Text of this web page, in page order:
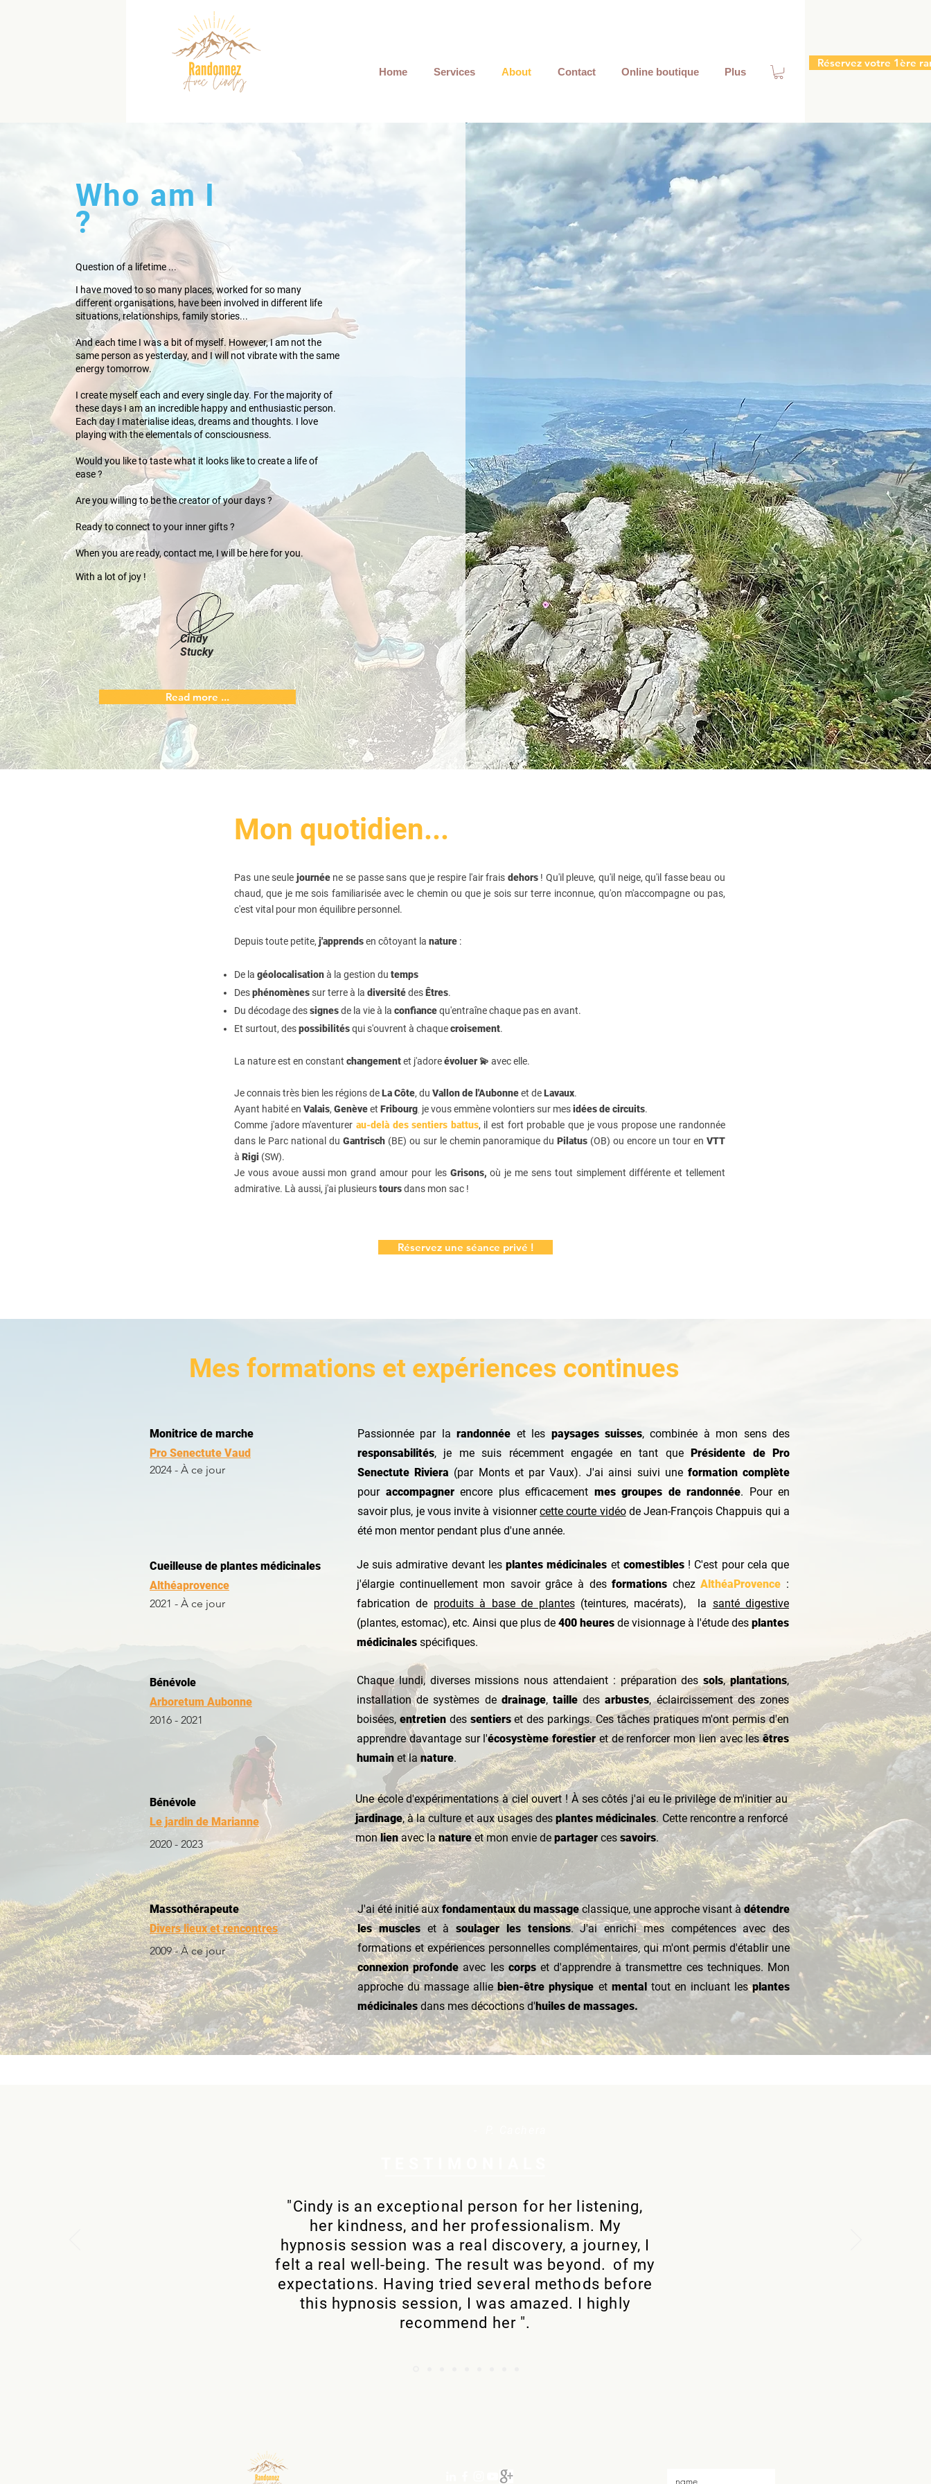
Home Services About Contact Online boutique Plus
Réservez votre 1ère
Who am I
?
Question of a lifetime ...
I have moved to so many places, worked for so many
different organisations, have been involved in different life
situations, relationships, family stories...
And each time I was a bit of myself. However, I am not the
same person as yesterday, and I will not vibrate with the same
energy tomorrow.
I create myself each and every single day. For the majority of
these days I am an incredible happy and enthusiastic person.
Each day I materialise ideas, dreams and thoughts. I love
playing with the elementals of consciousness.
Would you like to taste what it looks like to create a life of
ease ?
Are you willing to be the creator of your days ?
Ready to connect to your inner gifts ?
When you are ready, contact me, I will be here for you.
With a lot of joy !
Cindy
Stucky
Read more ...
Mon quotidien...
Pas une seule journéene se passe sans que je respire l'air frais dehors ! Qu'il pleuve, qu'il neige, qu'il fasse beau ou
chaud, que je me sois familiarisée avec le chemin ou que je sois sur terre inconnue, qu'on m'accompagne ou pas,
c'est vital pour mon équilibre personnel.
Depuis toute petite, j'apprendsen côtoyant la nature :
De la géolocalisationà la gestion du temps
Desphénomènessur terre à la diversitédesÊtres.
Du décodage dessignesde la vie à la confiancequ'entraîne chaque pas en avant.
Et surtout, despossibilitésqui s'ouvrent à chaquecroisement.
La nature est en constant changementet j'adoreévoluer💫 avec elle.
Je connais très bien les régions deLa Côte, du Vallon de l'Aubonneet deLavaux.
Ayant habité en Valais, Genèveet Fribourg je vous emmène volontiers sur mesidées de circuits.
Comme j'adore m'aventurer au-delà des sentiers battus, il est fort probable que je vous propose une randonnée
dans le Parc national du Gantrisch(BE) ou sur le chemin panoramique duPilatus (OB) ou encore un tour enVTT
à Rigi (SW).
Je vous avoue aussi mon grand amour pour les Grisons,où je me sens tout simplement différente et tellement
admirative. Là aussi, j'ai plusieurstoursdans mon sac !
Réservez une séance privé !
Mes formations et expériences continues
Monitrice de marche
Pro Senectute Vaud
2024 - À ce jour
Passionnée par larandonnée et les paysages suisses, combinée à mon sens des
responsabilités, je me suis récemment engagée en tant quePrésidente de Pro
Senectute Riviera (par Monts et par Vaux). J'ai ainsi suivi une formation complète
pour accompagnerencore plus efficacement mes groupes de randonnée. Pour en
savoir plus, je vous invite à visionnercette courte vidéode Jean-François Chappuis qui a
été mon mentor pendant plus d'une année.
Cueilleuse de plantes médicinales
Althéaprovence
2021 - À ce jour
Je suis admirative devant lesplantes médicinales et comestibles ! C'est pour cela que
j'élargie continuellement mon savoir grâce à desformations chezAlthéaProvence :
fabrication de produits à base de plantes(teintures, macérats), la santé digestive
(plantes, estomac), etc. Ainsi que plus de 400 heures de visionnage à l'étude des plantes
médicinales spécifiques.
Bénévole
Arboretum Aubonne
2016 - 2021
Chaque lundi, diverses missions nous attendaient : préparation dessols,plantations,
installation de systèmes de drainage,taille desarbustes, éclaircissement des zones
boisées, entretiendes sentierset des parkings. Ces tâches pratiques m'ont permis d'en
apprendre davantage sur l'écosystème forestieret de renforcer mon lien avec lesêtres
humain et la nature.
Bénévole
Le jardin de Marianne
2020 - 2023
Une école d'expérimentations à ciel ouvert ! À ses côtés j'ai eu le privilège de m'initier au
jardinage, à laculture et aux usages desplantes médicinales. Cette rencontre a renforcé
monlienavec lanatureet mon envie de partager ces savoirs.
Massothérapeute
Divers lieux et rencontres
2009 - À ce jour
J'ai été initié aux fondamentaux du massageclassique, une approche visant à détendre
les muscleset à soulager les tensions. J'ai enrichi mes compétences avec des
formations et expériences personnelles complémentaires, qui m'ont permis d'établir une
connexion profonde avec les corpset d'apprendre à transmettre ces techniques. Mon
approche du massage alliebien-être physique et mentaltout en incluant lesplantes
médicinales dans mes décoctions d'huiles de massages.
"Cindy is an exceptional person for her listening,
her kindness, and her professionalism. My
hypnosis session was a real discovery, a journey, I
felt a real well-being. The result was beyond. of my
expectations. Having tried several methods before
this hypnosis session, I was amazed. I highly
recommend her ".